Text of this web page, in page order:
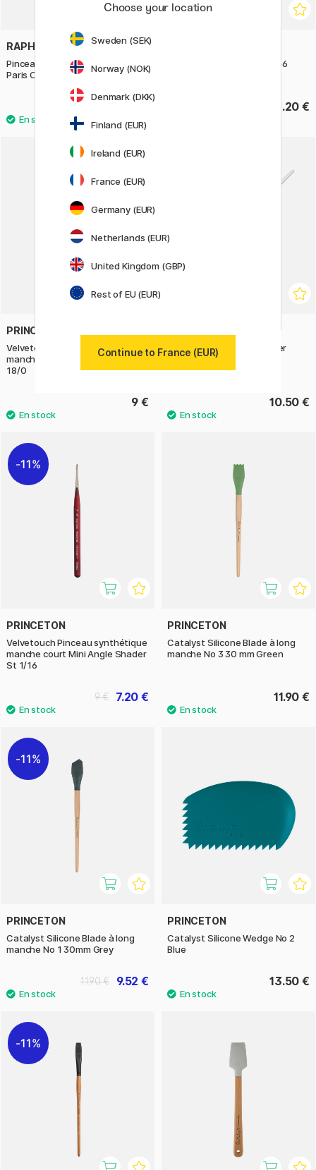
RAPHAËL
Pinceau en soie de porc 356
Paris Classics Rond taille 4
Pinceau en soie de porc 356
8.20 €
PRINCETON
Velvetouch Pinceau synthétique
manche court Short Liner St
18/0
9 €
Pinceau Memory Point Liner
Taille 2
10.50 €
11%
PRINCETON
Velvetouch Pinceau synthétique
manche court Mini Angle Shader
St 1/16
7.20 €
9 €
PRINCETON
Catalyst Silicone Blade à long
manche No 3 30 mm Green
11.90 €
11%
PRINCETON
Catalyst Silicone Blade à long
manche No 1 30mm Grey
9.52 €
11.90 €
PRINCETON
Catalyst Silicone Wedge No 2
Blue
13.50 €
11%
Choose your location
Sweden (SEK)
Norway (NOK)
Denmark (DKK)
Finland (EUR)
Ireland (EUR)
France (EUR)
Germany (EUR)
Netherlands (EUR)
United Kingdom (GBP)
Rest of EU (EUR)
Continue to France (EUR)